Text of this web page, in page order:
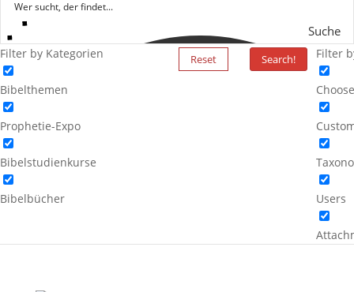
Suche
Filter by Kategorien
Bibelthemen
Prophetie-Expo
Bibelstudienkurse
Bibelbücher
Reset Search! Filter
Users